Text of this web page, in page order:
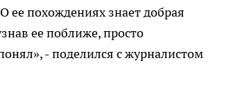
ее похождениях знает добрая
ее поближе, просто
- поделился с журналистом